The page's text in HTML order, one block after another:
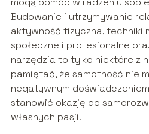
Budowanie i utrzymywanie
aktywność fizyczna, techniki
społeczne i profesjonalne
narzędzia to tylko niektóre z
pamiętać, że samotność nie
negatywnym
stanowić okazję do
własnych pasji.